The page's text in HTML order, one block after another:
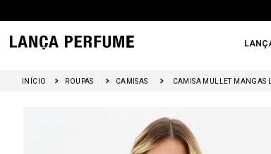
ROUPAS CAMISAS CAMISA MULLET MANGAS